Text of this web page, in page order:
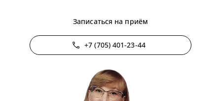
Записаться на приём
phone +7 (705) 401-23-44